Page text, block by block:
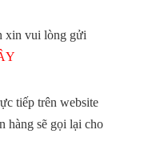
xin vui lòng gửi
tiếp trên website
hàng sẽ gọi lại cho